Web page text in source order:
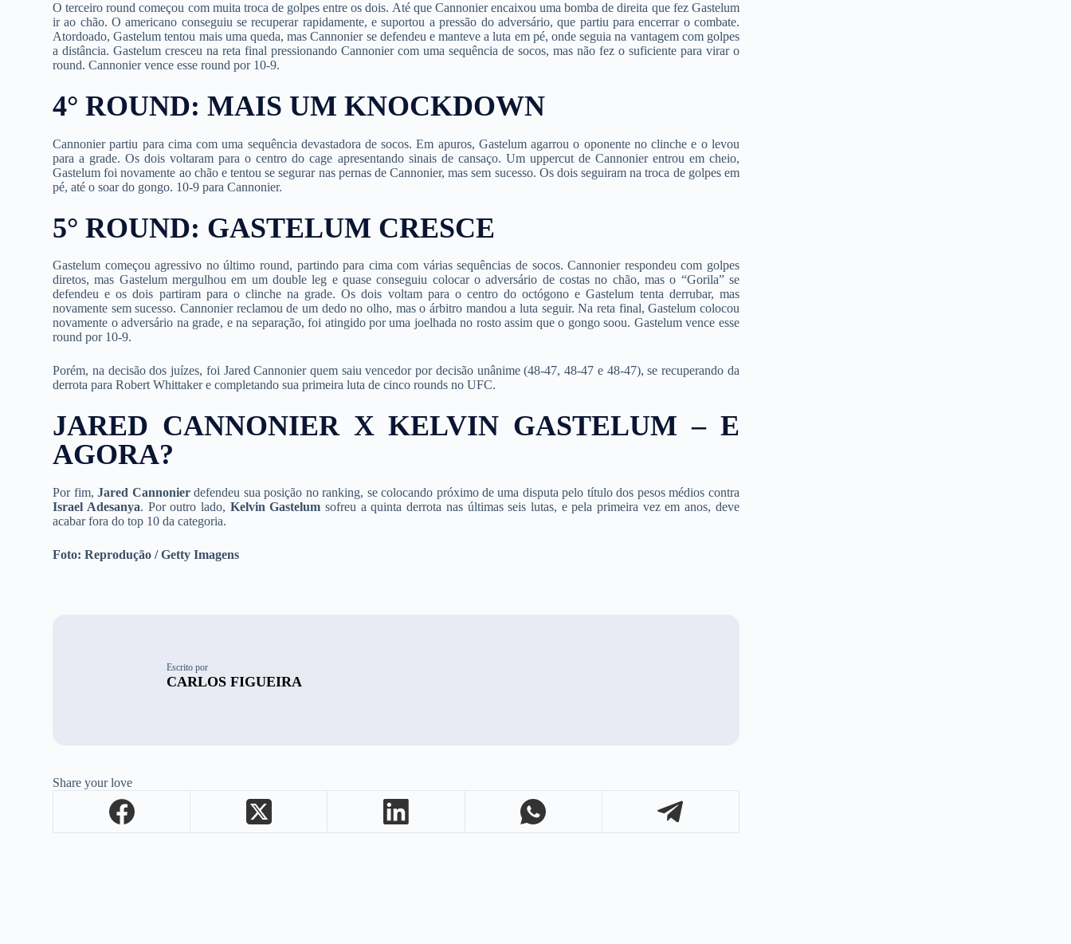
O terceiro round começou com muita troca de golpes entre os dois. Até que Cannonier encaixou uma bomba de direita que fez Gastelum
ir ao chão. O americano conseguiu se recuperar rapidamente, e suportou a pressão do adversário, que partiu para encerrar o combate.
Atordoado, Gastelum tentou mais uma queda, mas Cannonier se defendeu e manteve a luta em pé, onde seguia na vantagem com golpes
a distância. Gastelum cresceu na reta final pressionando Cannonier com uma sequência de socos, mas não fez o suficiente para virar o
round. Cannonier vence esse round por 10-9.
4° ROUND: MAIS UM KNOCKDOWN
Cannonier partiu para cima com uma sequência devastadora de socos. Em apuros, Gastelum agarrou o oponente no clinche e o levou
para a grade. Os dois voltaram para o centro do cage apresentando sinais de cansaço. Um uppercut de Cannonier entrou em cheio,
Gastelum foi novamente ao chão e tentou se segurar nas pernas de Cannonier, mas sem sucesso. Os dois seguiram na troca de golpes em
pé, até o soar do gongo. 10-9 para Cannonier.
5° ROUND: GASTELUM CRESCE
Gastelum começou agressivo no último round, partindo para cima com várias sequências de socos. Cannonier respondeu com golpes
diretos, mas Gastelum mergulhou em um double leg e quase conseguiu colocar o adversário de costas no chão, mas o “Gorila” se
defendeu e os dois partiram para o clinche na grade. Os dois voltam para o centro do octógono e Gastelum tenta derrubar, mas
novamente sem sucesso. Cannonier reclamou de um dedo no olho, mas o árbitro mandou a luta seguir. Na reta final, Gastelum colocou
novamente o adversário na grade, e na separação, foi atingido por uma joelhada no rosto assim que o gongo soou. Gastelum vence esse
round por 10-9.
Porém, na decisão dos juízes, foi Jared Cannonier quem saiu vencedor por decisão unânime (48-47, 48-47 e 48-47), se recuperando da
derrota para Robert Whittaker e completando sua primeira luta de cinco rounds no UFC.
JARED CANNONIER X KELVIN GASTELUM – E
AGORA?
Por fim,Jared Cannonierdefendeu sua posição no ranking, se colocando próximo de uma disputa pelo título dos pesos médios contra
Israel Adesanya. Por outro lado, Kelvin Gastelum sofreu a quinta derrota nas últimas seis lutas, e pela primeira vez em anos, deve
acabar fora do top 10 da categoria.
Foto: Reprodução / Getty Imagens
Escrito por
CARLOS FIGUEIRA
Share your love